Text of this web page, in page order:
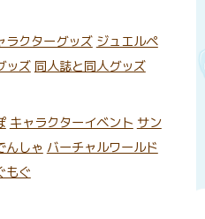
ラクターグッズ ジュエルペ
ッズ 同人誌と同人グッズ
キャラクターイベント サン
んしゃ バーチャルワールド
もぐ